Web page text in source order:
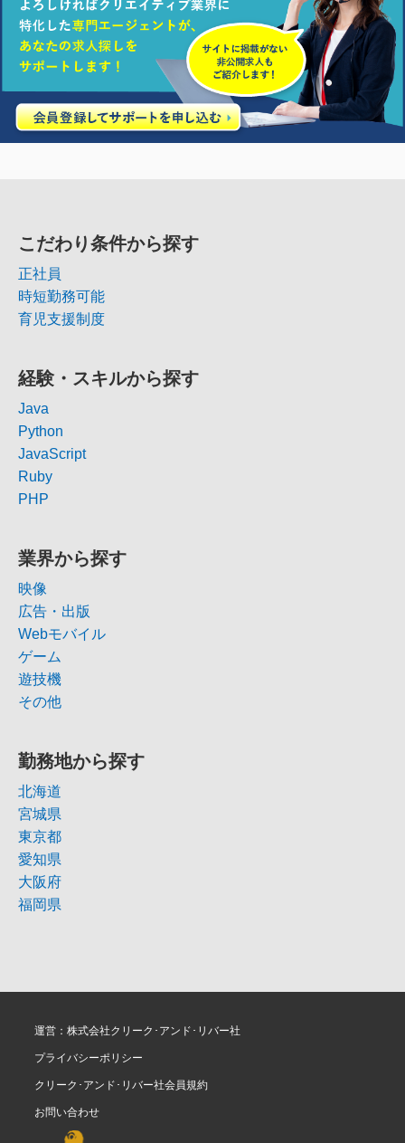
こだわり条件から探す
正社員
時短勤務可能
育児支援制度
経験・スキルから探す
Java
Python
JavaScript
Ruby
PHP
業界から探す
映像
広告・出版
Webモバイル
ゲーム
遊技機
その他
勤務地から探す
北海道
宮城県
東京都
愛知県
大阪府
福岡県
運営：株式会社クリーク･アンド･リバー社
プライバシーポリシー
クリーク･アンド･リバー社会員規約
お問い合わせ